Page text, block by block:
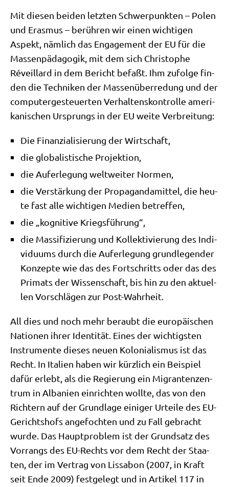
Mit die­sen bei­den letz­ten Schwer­punk­ten – Polen
und Eras­mus – berüh­ren wir einen wich­ti­gen
Aspekt, näm­lich das Enga­ge­ment der EU für die
Mas­sen­päd­ago­gik, mit dem sich Chri­sto­phe
Réveil­lard in dem Bericht befaßt. Ihm zufol­ge fin­
den die Tech­ni­ken der Mas­sen­über­re­dung und der
com­pu­ter­ge­steu­er­ten Ver­hal­tens­kon­trol­le ame­ri­
ka­ni­schen Ursprungs in der EU wei­te Verbreitung:
Die Finan­zia­li­sie­rung der Wirtschaft,
die glo­ba­li­sti­sche Projektion,
die Auf­er­le­gung welt­wei­ter Normen,
die Ver­stär­kung der Pro­pa­gan­da­mit­tel, die heu­
te fast alle wich­ti­gen Medi­en betreffen,
die „kogni­ti­ve Kriegsführung“,
die Mas­si­fi­zie­rung und Kol­lek­ti­vie­rung des Indi­
vi­du­ums durch die Auf­er­le­gung grund­le­gen­der
Kon­zep­te wie das des Fort­schritts oder das des
Pri­mats der Wis­sen­schaft, bis hin zu den aktu­el­
len Vor­schlä­gen zur Post-Wahrheit.
All dies und noch mehr beraubt die euro­päi­schen
Natio­nen ihrer Iden­ti­tät. Eines der wich­tig­sten
Instru­men­te die­ses neu­en Kolo­nia­lis­mus ist das
Recht. In Ita­li­en haben wir kürz­lich ein Bei­spiel
dafür erlebt, als die Regie­rung ein Migran­ten­zen­
trum in Alba­ni­en ein­rich­ten woll­te, das von den
Rich­tern auf der Grund­la­ge eini­ger Urtei­le des EU-
Gerichts­hofs ange­foch­ten und zu Fall gebracht
wur­de. Das Haupt­pro­blem ist der Grund­satz des
Vor­rangs des EU-Rechts vor dem Recht der Staa­
ten, der im Ver­trag von Lis­sa­bon (2007, in Kraft
seit Ende 2009) fest­ge­legt und in Arti­kel 117 in